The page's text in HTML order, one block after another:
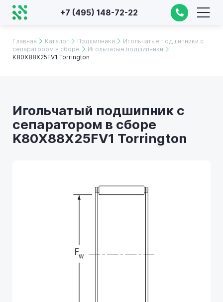
+7 (495) 148-72-22
Главная Каталог Подшипники
Игольчатые подшипники с
сепаратором в сборе
Игольчатые подшипники
K80X88X25FV1 Torrington
Игольчатый подшипник с
сепаратором в сборе
K80X88X25FV1 Torrington